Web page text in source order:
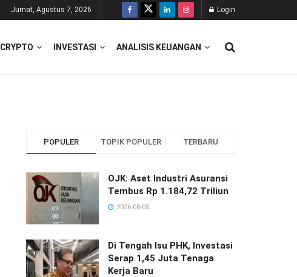
Jumat, Agustus 7, 2026 Login
CRYPTO INVESTASI ANALISIS KEUANGAN
POPULER TOPIK POPULER TERBARU
OJK: Aset Industri Asuransi
Tembus Rp 1.184,72 Triliun
2026-08-05
Di Tengah Isu PHK, Investasi
Serap 1,45 Juta Tenaga
Kerja Baru